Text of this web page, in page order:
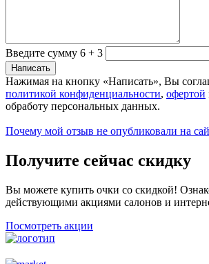
Введите сумму 6 + 3
Нажимая на кнопку «Написать», Вы
политикой конфиденциальности, офертой
обработу персональных данных.
Почему мой отзыв не опубликовали на
Получите сейчас скидку
Вы можете купить очки со скидкой!
действующими акциями салонов и
Посмотреть акции